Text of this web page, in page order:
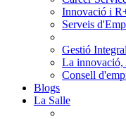
Innovació i
Serveis
Gestió
La
Consell
Blogs
La Salle